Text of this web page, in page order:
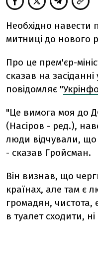
Необхідно навести
митниці до нового
Про це прем'єр-
сказав на засіданні
повідомляє "
"Це вимога моя до
(Насіров - ред.),
люди відчували, що
- сказав Гройсман.
Він визнав, що
країнах, але там є
громадян, чистота,
в туалет сходити,